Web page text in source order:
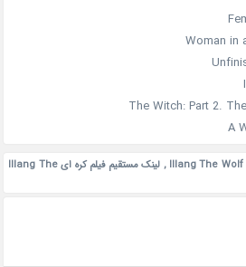
,
لینک مستقیم فیلم کره ای Illang The